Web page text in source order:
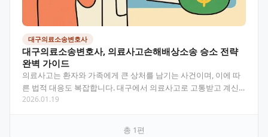
대구의료소송변호사
대구의료소송변호사, 의료사고손해배상소송 승소 전략
완벽 가이드
의료사고는 환자와 가족에게 큰 상처를 남기는 사건이며, 이에 따
른 법적 대응도 복잡합니다. 대구에서 의료사고로 고통받고 계신
분들을 위해 의료사고손해배상소송의 핵심 전략과 절차,…
2026.01.19
총 1편